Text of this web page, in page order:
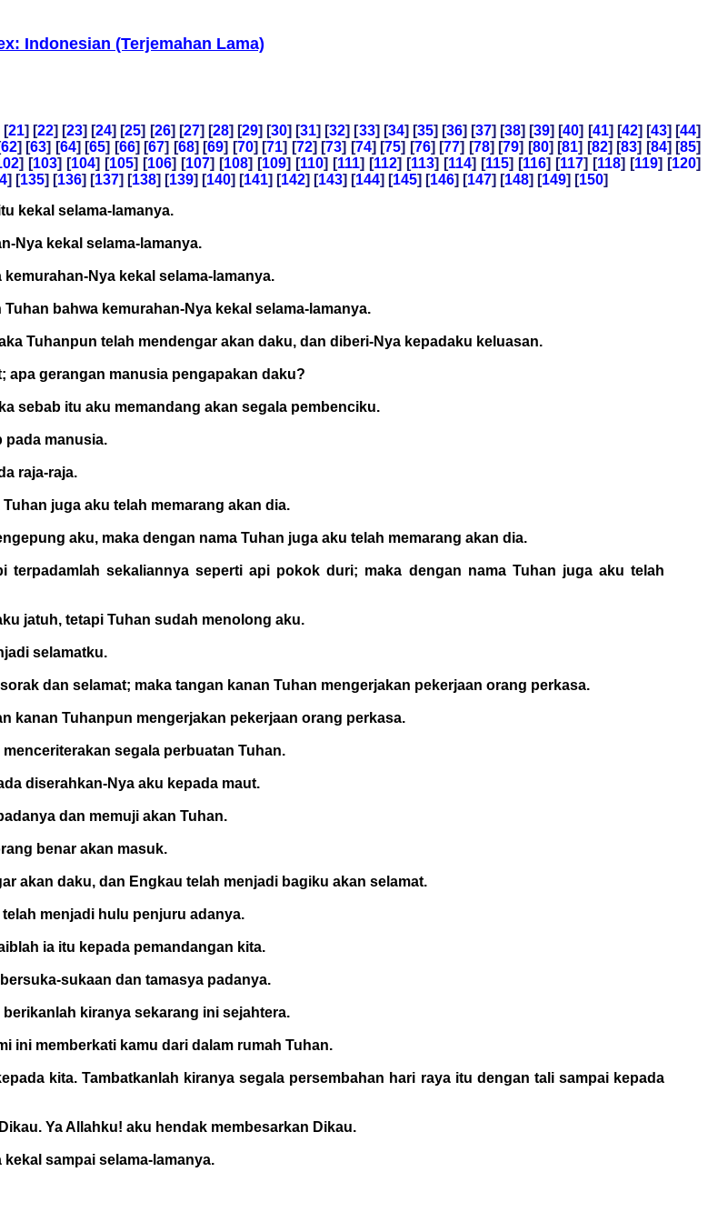
Indonesian (Terjemahan Lama)
[21] [22] [23] [24] [25] [26] [27] [28] [29] [30] [31] [32] [33] [34] [35] [36] [37] [38] [39] [40] [41] [42] [43] [44]
62] [63] [64] [65] [66] [67] [68] [69] [70] [71] [72] [73] [74] [75] [76] [77] [78] [79] [80] [81] [82] [83] [84] [85]
] [103] [104] [105] [106] [107] [108] [109] [110] [111] [112] [113] [114] [115] [116] [117] [118] [119] [120]
] [135] [136] [137] [138] [139] [140] [141] [142] [143] [144] [145] [146] [147] [148] [149] [150]
kekal selama-lamanya.
Nya kekal selama-lamanya.
Nya kekal selama-lamanya.
bahwa kemurahan-Nya kekal selama-lamanya.
Tuhanpun telah mendengar akan daku, dan diberi-Nya kepadaku keluasan.
apa gerangan manusia pengapakan daku?
sebab itu aku memandang akan segala pembenciku.
pada manusia.
raja-raja.
juga aku telah memarang akan dia.
aku, maka dengan nama Tuhan juga aku telah memarang akan dia.
terpadamlah sekaliannya seperti api pokok duri; maka dengan nama Tuhan juga aku telah
jatuh, tetapi Tuhan sudah menolong aku.
selamatku.
dan selamat; maka tangan kanan Tuhan mengerjakan pekerjaan orang perkasa.
kanan Tuhanpun mengerjakan pekerjaan orang perkasa.
segala perbuatan Tuhan.
diserahkan-Nya aku kepada maut.
dan memuji akan Tuhan.
benar akan masuk.
akan daku, dan Engkau telah menjadi bagiku akan selamat.
menjadi hulu penjuru adanya.
ia itu kepada pemandangan kita.
sukaan dan tamasya padanya.
kiranya sekarang ini sejahtera.
ini memberkati kamu dari dalam rumah Tuhan.
kita. Tambatkanlah kiranya segala persembahan hari raya itu dengan tali sampai kepada
Ya Allahku! aku hendak membesarkan Dikau.
sampai selama-lamanya.